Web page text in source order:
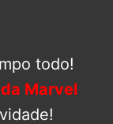
todo!
Marvel